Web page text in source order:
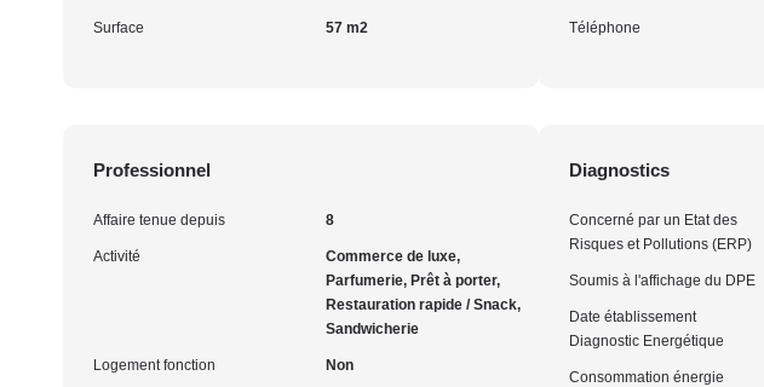
Surface 57 m2 Téléphone
Professionnel
Affaire tenue depuis 8
Activité
Commerce de luxe,
Parfumerie, Prêt à porter,
Restauration rapide / Snack,
Sandwicherie
Logement fonction Non
Diagnostics
Concerné par un Etat des
Risques et Pollutions (ERP)
Soumis à l'affichage du DPE
Date établissement
Diagnostic Energétique
Consommation énergie